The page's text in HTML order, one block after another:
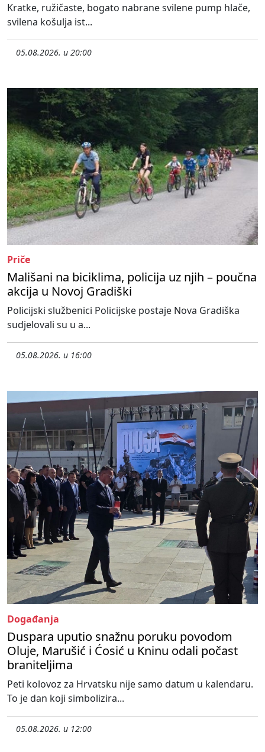
Kratke, ružičaste, bogato nabrane svilene pump hlače,
svilena košulja ist...
05.08.2026. u 20:00
Priče
Mališani na biciklima, policija uz njih – poučna
akcija u Novoj Gradiški
Policijski službenici Policijske postaje Nova Gradiška
sudjelovali su u a...
05.08.2026. u 16:00
Događanja
Duspara uputio snažnu poruku povodom
Oluje, Marušić i Ćosić u Kninu odali počast
braniteljima
Peti kolovoz za Hrvatsku nije samo datum u kalendaru.
To je dan koji simbolizira...
05.08.2026. u 12:00